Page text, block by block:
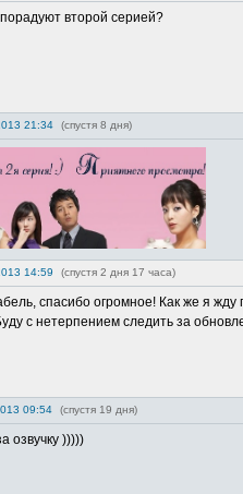
порадуют второй серией?
21:34 (спустя 8 дня)
14:59 (спустя 2 дня 17 часа)
спасибо огромное! Как же я
с нетерпением следить за
09:54 (спустя 19 дня)
озвучку )))))